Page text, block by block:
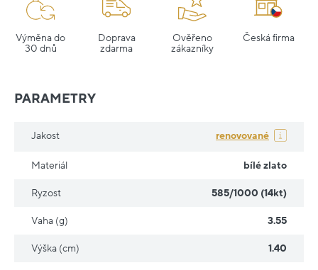
Výměna do
30 dnů
Doprava
zdarma
Ověřeno
zákazníky
Česká firma
PARAMETRY
Jakost renovované
Materiál bílé zlato
Ryzost 585/1000 (14kt)
Vaha (g) 3.55
Výška (cm) 1.40